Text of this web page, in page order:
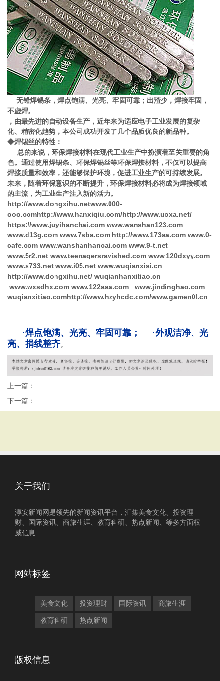
无铅焊锡条，焊点饱满、光亮、牢固可靠；出渣少，焊接牢固，
不虚焊。
，由最先进的自动设备生产，近年来为适应电子工业发展的复杂
化、精密化趋势，本公司成功开发了几个品质优良的新品种。
◆焊锡丝的特性：
总的来说，环保焊接材料在现代工业生产中扮演着至关重要的角
色。通过使用焊锡条、环保焊锡丝等环保焊接材料，不仅可以提高
焊接质量和效率，还能够保护环境，促进工业生产的可持续发展。
未来，随着环保意识的不断提升，环保焊接材料必将成为焊接领域
的主流，为工业生产注入新的活力。
http://www.dongxihu.netwww.000-
ooo.comhttp://www.hanxiqiu.com/http://www.uoxa.net/
https://www.juyihanchai.com www.wanshan123.com
www.d13g.com www.7sba.com http://www.173aa.com www.0-
cafe.com www.wanshanhancai.com www.9-t.net
www.5r2.net www.teenagersravished.com www.120dxyy.com
www.s733.net www.i05.net www.wuqianxisi.cn
http://www.dongxihu.net/ wuqianhanxitiao.cn
www.wxsdhx.com www.122aaa.com www.jindinghao.com
wuqianxitiao.comhttp://www.hzyhcdc.com/www.gamen0l.cn
·焊点饱满、光亮、牢固可靠； ·外观洁净、光
亮、捐线整齐。
上一篇：
下一篇：
关于我们
淳安新闻网是领先的新闻资讯平台，汇集美食文化、投资理
财、国际资讯、商旅生涯、教育科研、热点新闻、等多方面权
威信息
网站标签
美食文化 投资理财 国际资讯 商旅生涯
教育科研 热点新闻
版权信息